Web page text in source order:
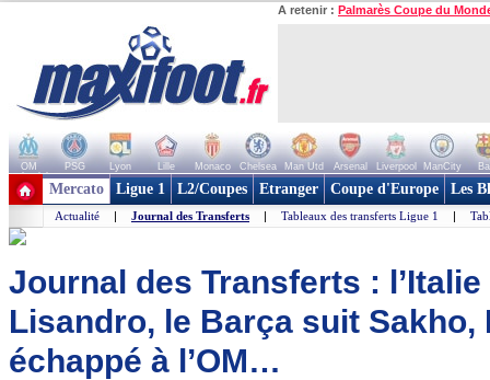
A retenir : Palmarès Coupe du
OM PSG Lyon Lille Monaco Chelsea Man Utd Arsenal Liverpool ManCity
+ de clubs
Mercato Ligue 1 L2/Coupes Etranger Coupe d'Europe Les
Actualité | Journal des Transferts | Tableaux des transferts Ligue 1 |
Journal des Transferts :
Lisandro, le Barça suit Sakho,
échappé à l’OM…